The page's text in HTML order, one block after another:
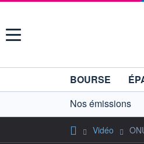
Menu
BOURSE
Nos émissions
Vidéo